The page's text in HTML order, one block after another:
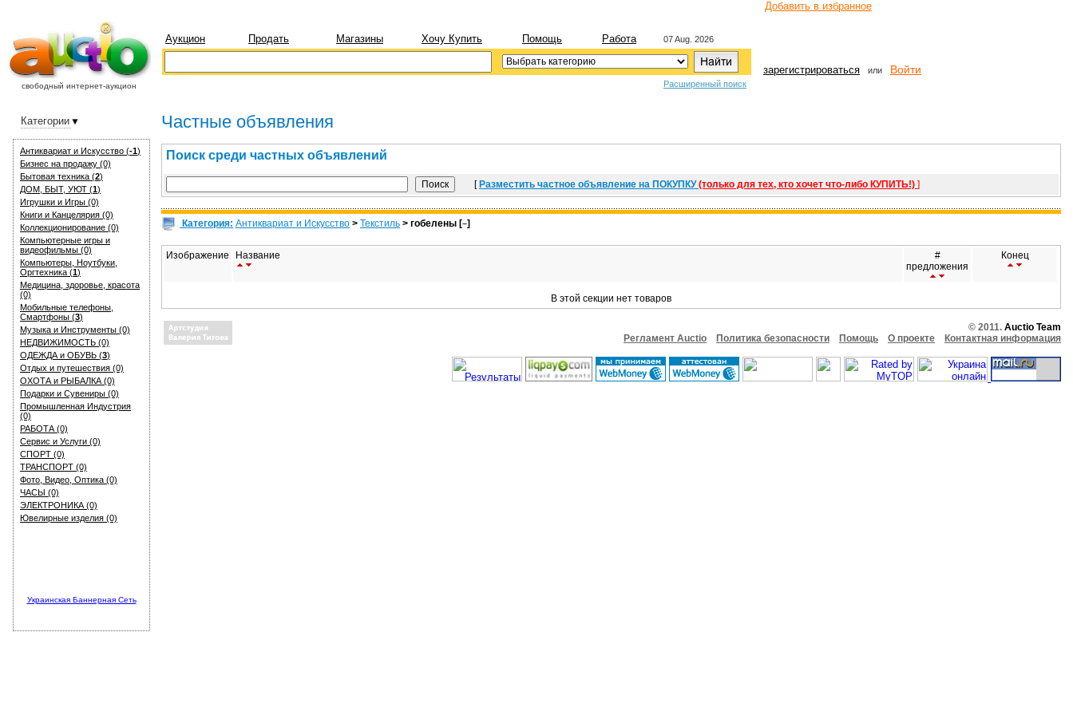
свободный интернет-аукцион
Аукцион Продать Магазины Хочу Купить Помощь Работа
Расширенный поиск
07 Aug. 2026
Добавить в избранное
зарегистрироваться или Войти
Антиквариат и Искуcство (-1)
Бизнес на продажу (0)
Бытовая техника (2)
ДОМ, БЫТ, УЮТ (1)
Игрушки и Игры (0)
Книги и Канцелярия (0)
Коллекционирование (0)
Компьютерные игры и
видеофильмы (0)
Компьютеры, Ноутбуки,
Оргтехника (1)
Медицина, здоровье, красота
(0)
Мобильные телефоны,
Смартфоны (3)
Музыка и Инструменты (0)
НЕДВИЖИМОСТЬ (0)
ОДЕЖДА и ОБУВЬ (3)
Отдых и путешествия (0)
ОХОТА и РЫБАЛКА (0)
Подарки и Сувениры (0)
Промышленная Индустрия
(0)
РАБОТА (0)
Сервис и Услуги (0)
СПОРТ (0)
ТРАНСПОРТ (0)
Фото, Видео, Оптика (0)
ЧАСЫ (0)
ЭЛЕКТРОНИКА (0)
Ювелирные изделия (0)
Украинская Баннерная Сеть
Категории Частные объявления
Поиск среди частных объявлений
[ Разместить частное объявление на ПОКУПКУ(только для тех, кто хочет что-либо КУПИТЬ!) ]
Категория: Антиквариат и Искуcство > Текстиль > гобелены [–]
Изображение Название
#
предложения
Конец
В этой секции нет товаров
© 2011. Auctio Team
Регламент Auctio
Политика безопасности Помощь О проекте Контактная информация